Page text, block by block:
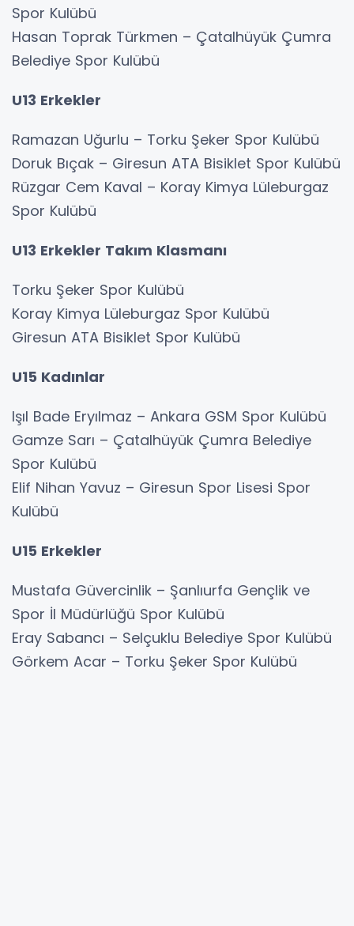
Spor Kulübü
Hasan Toprak Türkmen – Çatalhüyük Çumra
Belediye Spor Kulübü
U13 Erkekler
Ramazan Uğurlu – Torku Şeker Spor Kulübü
Doruk Bıçak – Giresun ATA Bisiklet Spor Kulübü
Rüzgar Cem Kaval – Koray Kimya Lüleburgaz
Spor Kulübü
U13 Erkekler Takım Klasmanı
Torku Şeker Spor Kulübü
Koray Kimya Lüleburgaz Spor Kulübü
Giresun ATA Bisiklet Spor Kulübü
U15 Kadınlar
Işıl Bade Eryılmaz – Ankara GSM Spor Kulübü
Gamze Sarı – Çatalhüyük Çumra Belediye
Spor Kulübü
Elif Nihan Yavuz – Giresun Spor Lisesi Spor
Kulübü
U15 Erkekler
Mustafa Güvercinlik – Şanlıurfa Gençlik ve
Spor İl Müdürlüğü Spor Kulübü
Eray Sabancı – Selçuklu Belediye Spor Kulübü
Görkem Acar – Torku Şeker Spor Kulübü